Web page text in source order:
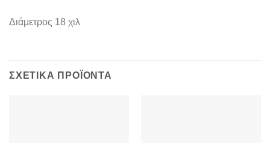
Διάμετρος 18 χιλ
ΣΧΕΤΙΚΆ ΠΡΟΪΌΝΤΑ